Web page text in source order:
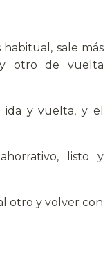
sale más
otro de vuelta
y vuelta, y el
listo y
otro y volver con